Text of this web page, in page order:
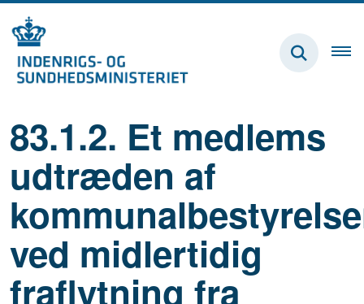
83.1.2. Et medlems
udtræden af
ved midlertidig
fraflytning fra